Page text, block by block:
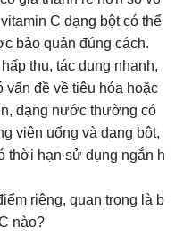
C dạng bột có thể
bảo quản đúng cách.
thu, tác dụng nhanh,
đề về tiêu hóa hoặc
dạng nước thường có
viên uống và dạng bột,
thời hạn sử dụng ngắn h
riêng, quan trọng là b
nào?